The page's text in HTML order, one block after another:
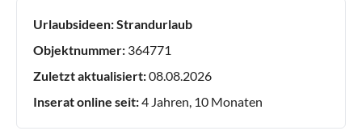
Urlaubsideen:Strandurlaub
Objektnummer: 364771
Zuletzt aktualisiert:08.08.2026
Inserat online seit:4 Jahren, 10 Monaten